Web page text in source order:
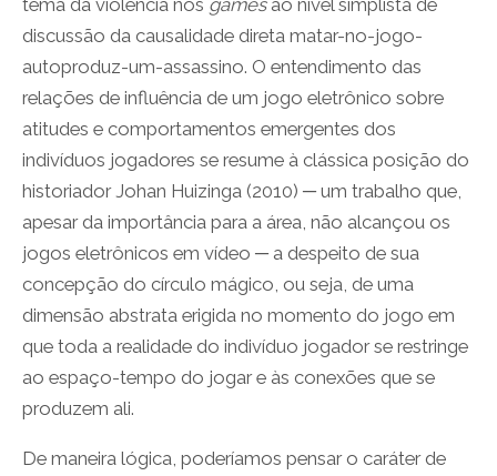
discussão da causalidade direta matar-no-jogo-
autoproduz-um-assassino. O entendimento das
relações de influência de um jogo eletrônico sobre
atitudes e comportamentos emergentes dos
indivíduos jogadores se resume à clássica posição do
historiador Johan Huizinga (2010) ─ um trabalho que,
apesar da importância para a área, não alcançou os
jogos eletrônicos em vídeo ─ a despeito de sua
concepção do círculo mágico, ou seja, de uma
dimensão abstrata erigida no momento do jogo em
que toda a realidade do indivíduo jogador se restringe
ao espaço-tempo do jogar e às conexões que se
produzem ali.
De maneira lógica, poderíamos pensar o caráter de